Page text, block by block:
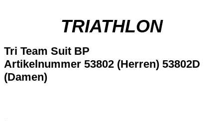
TRIATHLON
Tri Team Suit BP
Artikelnummer 53802 (Herren) 53802D
(Damen)